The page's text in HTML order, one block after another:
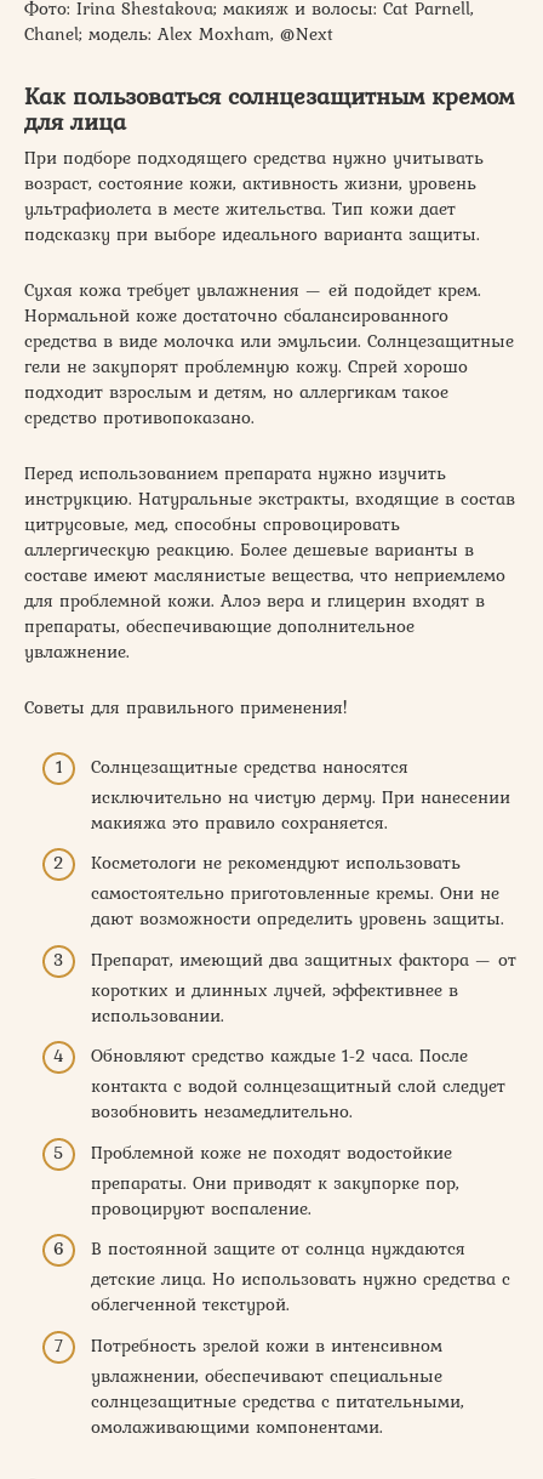
Фото: Irina Shestakova; макияж и волосы: Cat Parnell,
Chanel; модель: Alex Moxham, @Next
Как пользоваться солнцезащитным кремом
для лица
При подборе подходящего средства нужно учитывать
возраст, состояние кожи, активность жизни, уровень
ультрафиолета в месте жительства. Тип кожи дает
подсказку при выборе идеального варианта защиты.
Сухая кожа требует увлажнения — ей подойдет крем.
Нормальной коже достаточно сбалансированного
средства в виде молочка или эмульсии. Солнцезащитные
гели не закупорят проблемную кожу. Спрей хорошо
подходит взрослым и детям, но аллергикам такое
средство противопоказано.
Перед использованием препарата нужно изучить
инструкцию. Натуральные экстракты, входящие в состав
цитрусовые, мед, способны спровоцировать
аллергическую реакцию. Более дешевые варианты в
составе имеют маслянистые вещества, что неприемлемо
для проблемной кожи. Алоэ вера и глицерин входят в
препараты, обеспечивающие дополнительное
увлажнение.
Советы для правильного применения!
Солнцезащитные средства наносятся
исключительно на чистую дерму. При нанесении
макияжа это правило сохраняется.
Косметологи не рекомендуют использовать
самостоятельно приготовленные кремы. Они не
дают возможности определить уровень защиты.
Препарат, имеющий два защитных фактора — от
коротких и длинных лучей, эффективнее в
использовании.
Обновляют средство каждые 1-2 часа. После
контакта с водой солнцезащитный слой следует
возобновить незамедлительно.
Проблемной коже не походят водостойкие
препараты. Они приводят к закупорке пор,
провоцируют воспаление.
В постоянной защите от солнца нуждаются
детские лица. Но использовать нужно средства с
облегченной текстурой.
Потребность зрелой кожи в интенсивном
увлажнении, обеспечивают специальные
солнцезащитные средства с питательными,
омолаживающими компонентами.